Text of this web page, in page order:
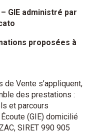
– GIE administré par
proposées à
Vente s’appliquent,
des prestations :
et parcours
(GIE) domicilié
SIRET 990 905